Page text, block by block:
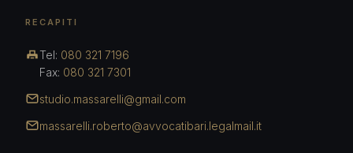
RECAPITI
Tel: 080 321 7196
Fax: 080 321 7301
studio.massarelli@gmail.com
massarelli.roberto@avvocatibari.legalmail.it